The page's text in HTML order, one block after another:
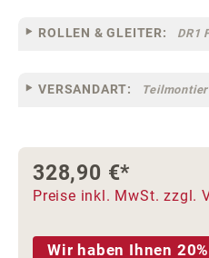
ROLLEN & GLEITER:
VERSANDART:
328,90 €*
Preise inkl. MwSt. zzgl.
Wir haben Ihnen